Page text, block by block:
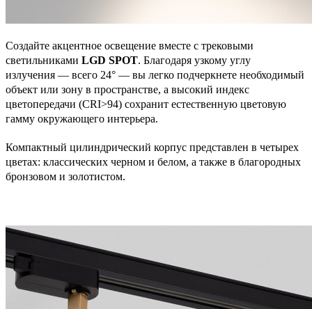
Создайте акцентное освещение вместе с трековыми
светильниками LGD SPOT. Благодаря узкому углу
излучения — всего 24° — вы легко подчеркнете необходимый
объект или зону в пространстве, а высокий индекс
цветопередачи (CRI>94) сохранит естественную цветовую
гамму окружающего интерьера.
Компактный цилиндрический корпус представлен в четырех
цветах: классических черном и белом, а также в благородных
бронзовом и золотистом.